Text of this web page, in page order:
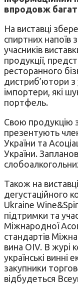
впродовж
На виставці
спиртних напоїв
учасників
продукції,
ресторанного
дистриб’ютори з
імпортери, які
портфель.
Свою продукцію
презентують
України та
України.
Також на
дегустаційного
Ukraine
підтримки та
Міжнародної
стандартів
вина OIV. В журі
українські винні
закупники
відбудеться